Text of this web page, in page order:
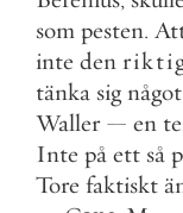
som pesten.
inte den
tänka sig något
Waller — en
Inte på ett så
Tore faktiskt